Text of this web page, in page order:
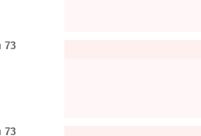
73
73